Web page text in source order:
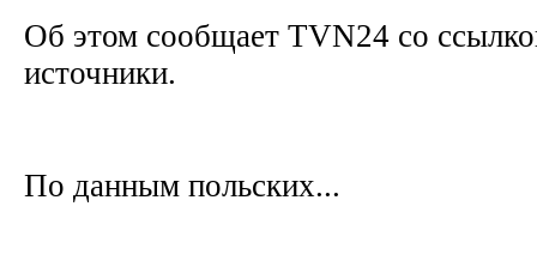
Об этом сообщает TVN24 со
источники.
По данным польских...